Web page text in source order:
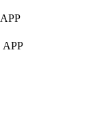
APP
APP